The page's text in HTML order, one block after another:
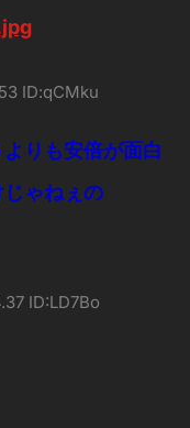
ID:qCMku
りも安倍が面白
ゃねぇの
ID:LD7Bo